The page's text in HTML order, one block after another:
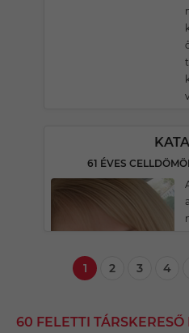
61 ÉVES
1 2 3 4
60 FELETTI TÁRSKERESŐ